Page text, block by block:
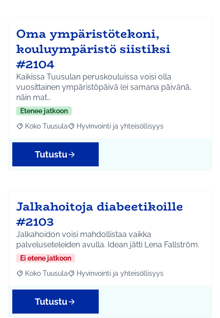
Oma ympäristötekoni,
kouluympäristö siistiksi
#2104
Kaikissa Tuusulan peruskouluissa voisi olla
vuosittainen ympäristöpäivä (ei samana päivänä,
näin mat…
Etenee jatkoon
Rajaa tulokset aihepiirin mukaan: Koko Tuusula
Koko Tuusula Rajaa tulokset teeman mukaan: Hyvinvointi ja
Hyvinvointi ja yhteisöllisyys
Tutustu
Jalkahoitoja diabeetikoille
#2103
Jalkahoidon voisi mahdollistaa vaikka
palveluseteleiden avulla. Idean jätti Lena Fallström.
Ei etene jatkoon
Rajaa tulokset aihepiirin mukaan: Koko Tuusula
Koko Tuusula Rajaa tulokset teeman mukaan: Hyvinvointi ja
Hyvinvointi ja yhteisöllisyys
Tutustu